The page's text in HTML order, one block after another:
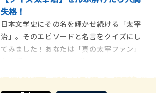
2つの言葉は、日本の小説を原作としたアニ
メーション作品の英訳タイトルです。日本
ではどんなタイトルになっている […]
失格！
日本文学史にその名を輝かせ続ける「太宰
治」。そのエピソードと名言をクイズにし
てみました！あなたは「真の太宰ファン」